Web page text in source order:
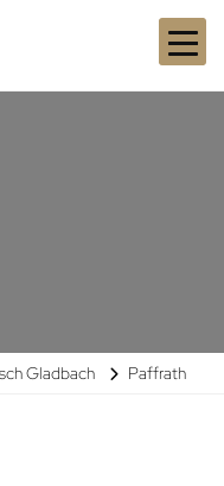
Gladbach Paffrath